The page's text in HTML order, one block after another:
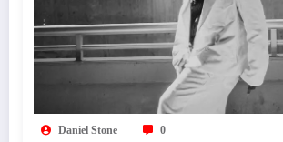
Daniel Stone 0